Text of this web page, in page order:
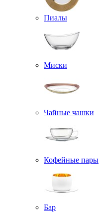
Пиалы
Миски
Чайные чашки
Кофейные пары
Бар